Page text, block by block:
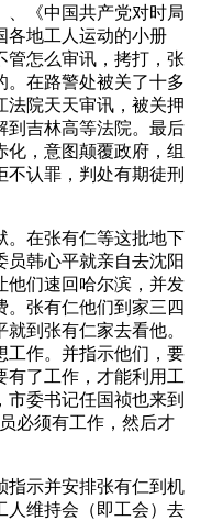
、《中国共产党对时局
各地工人运动的小册
管怎么审讯，拷打，张
。在路警处被关了十多
法院天天审讯，被关押
到吉林高等法院。最后
，意图颠覆政府，组
认罪，判处有期徒刑
。在张有仁等这批地下
员韩心平就亲自去沈阳
他们速回哈尔滨，并发
。张有仁他们到家三四
到张有仁家去看他。
工作。并指示他们，要
有了工作，才能利用工
委书记任国祯也来到
必须有工作，然后才
指示并安排张有仁到机
人维持会（即工会）去